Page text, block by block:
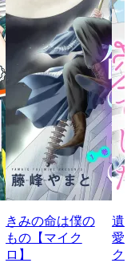
きみの命は僕の
もの【マイク
ロ】
遺
愛
ク